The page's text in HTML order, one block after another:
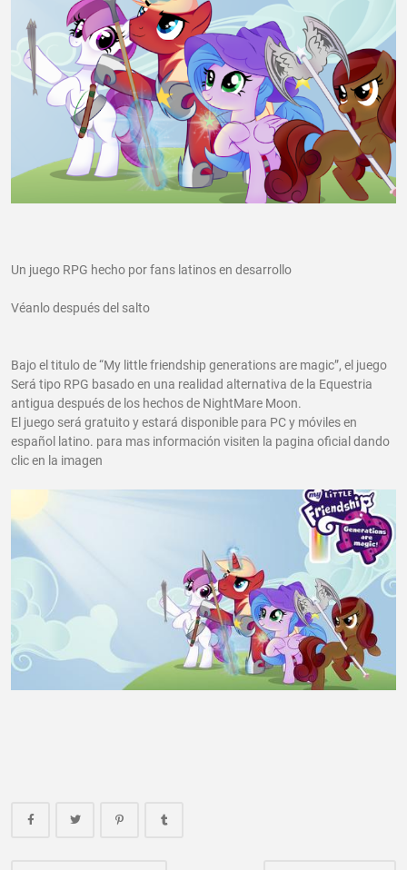
Un juego RPG hecho por fans latinos en desarrollo
Véanlo después del salto
Bajo el titulo de “My little friendship generations are magic”, el juego
Será tipo RPG basado en una realidad alternativa de la Equestria
antigua después de los hechos de NightMare Moon.
El juego será gratuito y estará disponible para PC y móviles en
español latino. para mas información visiten la pagina oficial dando
clic en la imagen